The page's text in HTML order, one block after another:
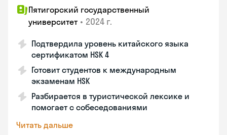
Пятигорский государственный
университет • 2024 г.
Подтвердила уровень китайского языка
сертификатом HSK 4
Готовит студентов к международным
экзаменам HSK
Разбирается в туристической лексике и
помогает с собеседованиями
Читать дальше